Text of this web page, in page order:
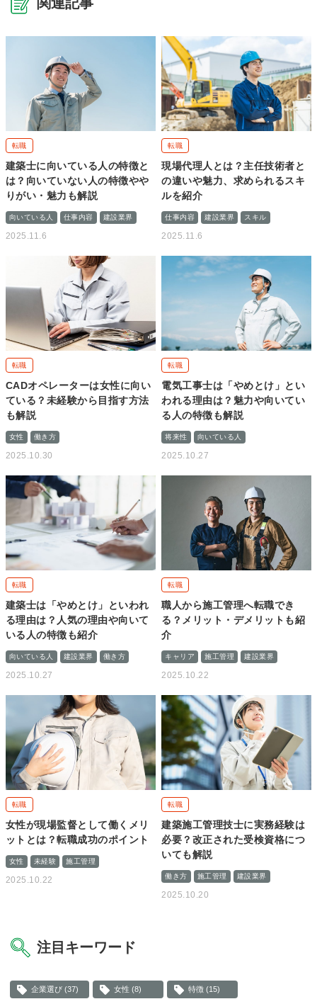
転職
建築士に向いている人の特徴と
は？向いていない人の特徴やや
りがい・魅力も解説
向いている人 仕事内容 建設業界
2025.11.6
転職
現場代理人とは？主任技術者と
の違いや魅力、求められるスキ
ルを紹介
仕事内容 建設業界 スキル
2025.11.6
転職
CADオペレーターは女性に向い
ている？未経験から目指す方法
も解説
女性 働き方
2025.10.30
転職
電気工事士は「やめとけ」とい
われる理由は？魅力や向いてい
る人の特徴も解説
将来性 向いている人
2025.10.27
転職
建築士は「やめとけ」といわれ
る理由は？人気の理由や向いて
いる人の特徴も紹介
向いている人 建設業界 働き方
2025.10.27
転職
職人から施工管理へ転職でき
る？メリット・デメリットも紹
介
キャリア 施工管理 建設業界
2025.10.22
転職
女性が現場監督として働くメリ
ットとは？転職成功のポイント
女性 未経験 施工管理
2025.10.22
転職
建築施工管理技士に実務経験は
必要？改正された受検資格につ
いても解説
働き方 施工管理 建設業界
2025.10.20
注目キーワード
企業選び (37) 女性 (8) 特徴 (15)